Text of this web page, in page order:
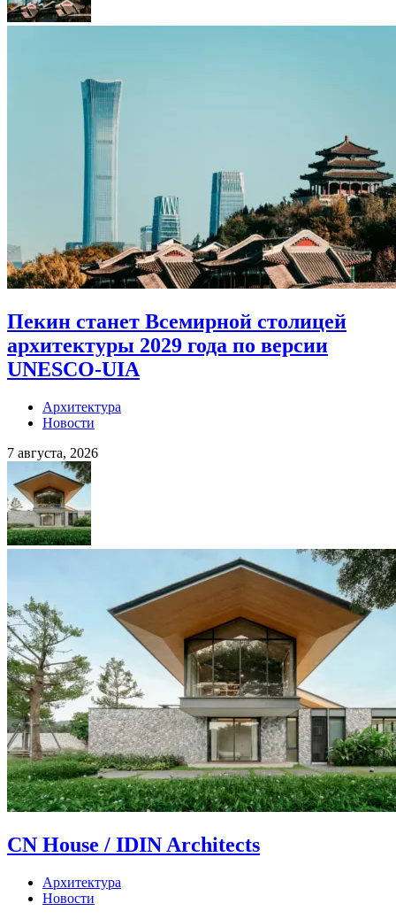
Пекин станет Всемирной столицей
архитектуры 2029 года по версии
UNESCO-UIA
Архитектура
Новости
7 августа, 2026
CN House / IDIN Architects
Архитектура
Новости